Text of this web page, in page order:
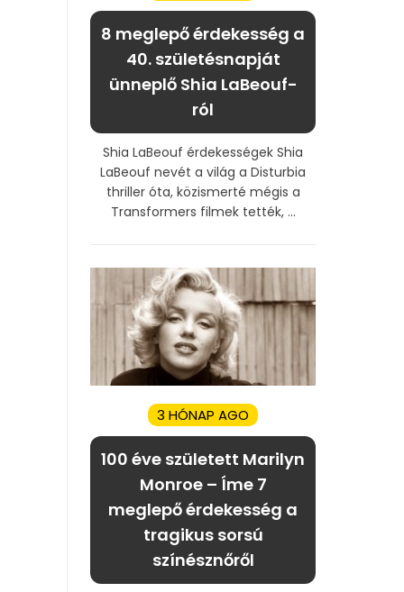
8 meglepő érdekesség a
40. születésnapját
ünneplő Shia LaBeouf-
ról
Shia LaBeouf érdekességek Shia
LaBeouf nevét a világ a Disturbia
thriller óta, közismerté mégis a
Transformers filmek tették, ...
3 HÓNAP AGO
100 éve született Marilyn
Monroe – Íme 7
meglepő érdekesség a
tragikus sorsú
színésznőről